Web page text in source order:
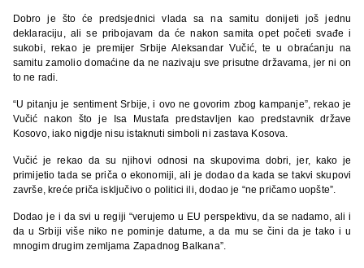
Dobro je što će predsjednici vlada sa na samitu donijeti još jednu
deklaraciju, ali se pribojavam da će nakon samita opet početi svađe i
sukobi, rekao je premijer Srbije Aleksandar Vučić, te u obraćanju na
samitu zamolio domaćine da ne nazivaju sve prisutne državama, jer ni on
to ne radi.
“U pitanju je sentiment Srbije, i ovo ne govorim zbog kampanje”, rekao je
Vučić nakon što je Isa Mustafa predstavljen kao predstavnik države
Kosovo, iako nigdje nisu istaknuti simboli ni zastava Kosova.
Vučić je rekao da su njihovi odnosi na skupovima dobri, jer, kako je
primijetio tada se priča o ekonomiji, ali je dodao da kada se takvi skupovi
završe, kreće priča isključivo o politici ili, dodao je “ne pričamo uopšte”.
Dodao je i da svi u regiji “verujemo u EU perspektivu, da se nadamo, ali i
da u Srbiji više niko ne pominje datume, a da mu se čini da je tako i u
mnogim drugim zemljama Zapadnog Balkana”.